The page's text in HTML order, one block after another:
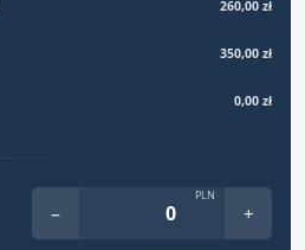
260,00 zł
350,00 zł
0,00 zł
−
PLN
+